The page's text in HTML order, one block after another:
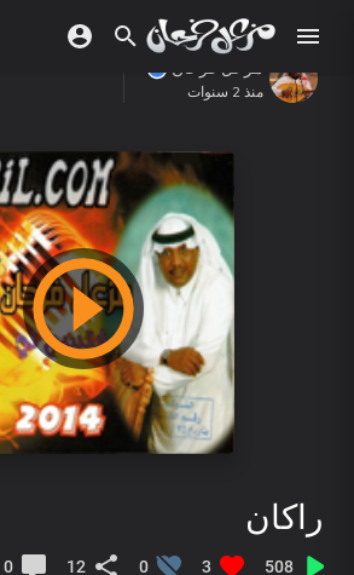
منذ 2 سنوات
راكان
508
3
0
12
0